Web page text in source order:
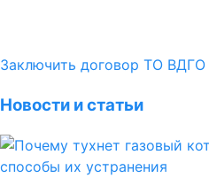
Заключить договор ТО ВДГО
Новости и статьи